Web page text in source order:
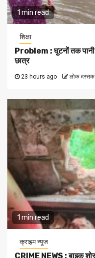
1 min read
शिक्षा
Problem : घुटनों तक पानी
छात्र
23 hours ago लोक दस्तक
1 min read
क्राइम न्यूज
CRIME NEWS : बाइक